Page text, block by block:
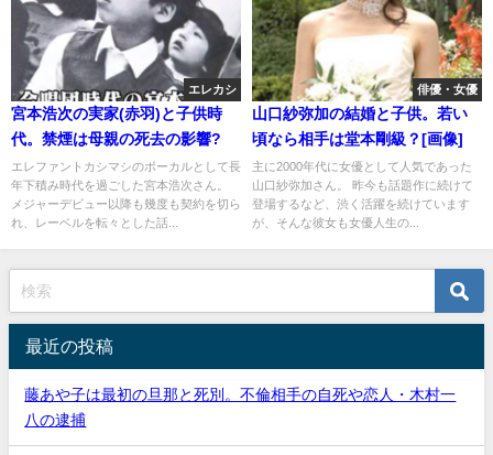
エレカシ
宮本浩次の実家(赤羽)と子供時
代。禁煙は母親の死去の影響?
エレファントカシマシのボーカルとして長
年下積み時代を過ごした宮本浩次さん。
メジャーデビュー以降も幾度も契約を切ら
れ、レーベルを転々とした話...
俳優・女優
山口紗弥加の結婚と子供。若い
頃なら相手は堂本剛級？[画像]
主に2000年代に女優として人気であった
山口紗弥加さん。 昨今も話題作に続けて
登場するなど、渋く活躍を続けています
が、そんな彼女も女優人生の...
最近の投稿
藤あや子は最初の旦那と死別。不倫相手の自死や恋人・木村一
八の逮捕